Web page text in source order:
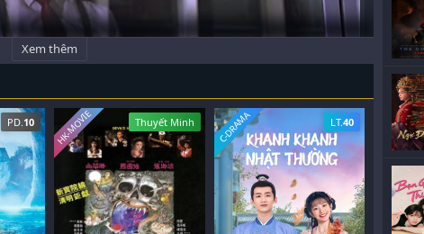
Xem thêm
PD. 10 Thuyết Minh
HK-MOVIE LT.40
C-DRAMA